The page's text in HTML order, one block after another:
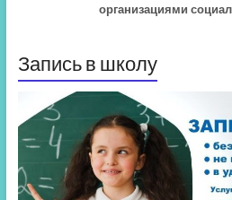
организациями
Запись в школу